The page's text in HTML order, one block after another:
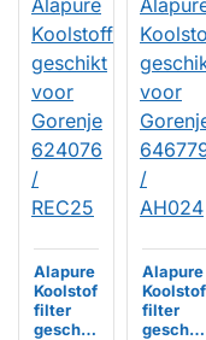
Alapure
Koolstof
filter
geschik
Alapure
Koolstof
filter
geschik